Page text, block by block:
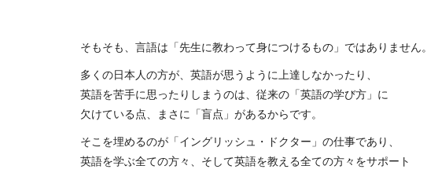
そもそも、言語は「先生に教わって身につけるもの」ではありません。
多くの日本人の方が、英語が思うように上達しなかったり、
英語を苦手に思ったりしまうのは、従来の「英語の学び方」に
欠けている点、まさに「盲点」があるからです。
そこを埋めるのが「イングリッシュ・ドクター」の仕事であり、
英語を学ぶ全ての方々、そして英語を教える全ての方々をサポート